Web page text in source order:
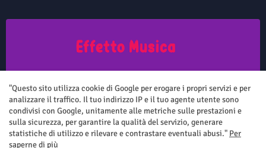
aggiornato senza nessuna periodicità. Non può pertanto considerarsi
un prodotto editoriale ai sensi della legge n.62 del 7.03.2001
"Questo sito utilizza cookie di Google per erogare i propri servizi e per
analizzare il traffico. Il tuo indirizzo IP e il tuo agente utente sono
condivisi con Google, unitamente alle metriche sulle prestazioni e
sulla sicurezza, per garantire la qualità del servizio, generare
statistiche di utilizzo e rilevare e contrastare eventuali abusi." Per
saperne di più